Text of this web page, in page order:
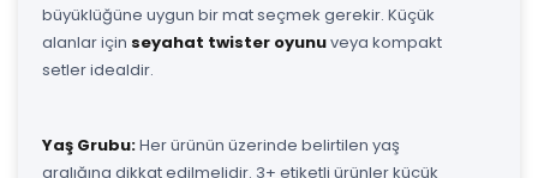
büyüklüğüne uygun bir mat seçmek gerekir. Küçük
alanlar için seyahat twister oyunuveya kompakt
setler idealdir.
Yaş Grubu:Her ürünün üzerinde belirtilen yaş
aralığına dikkat edilmelidir. 3+ etiketli ürünler küçük